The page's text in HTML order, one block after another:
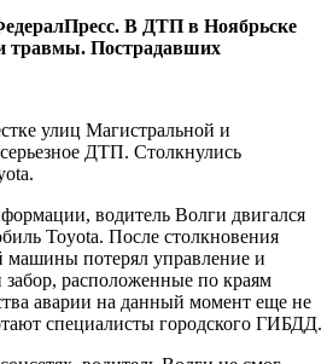
В ДТП в Ноябрьске
травмы. Пострадавших
улиц Магистральной и
ДТП. Столкнулись
водитель Волги двигался
Toyota. После столкновения
машины потерял управление и
забор, расположенные по краям
аварии на данный момент еще не
специалисты городского ГИБДД.